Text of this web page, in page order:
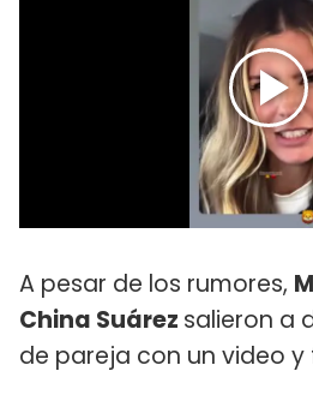
A pesar de los rumores,
China Suárez salieron a
de pareja con un video